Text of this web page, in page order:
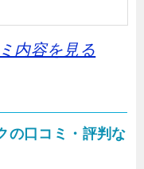
内容を見る
の口コミ・評判な